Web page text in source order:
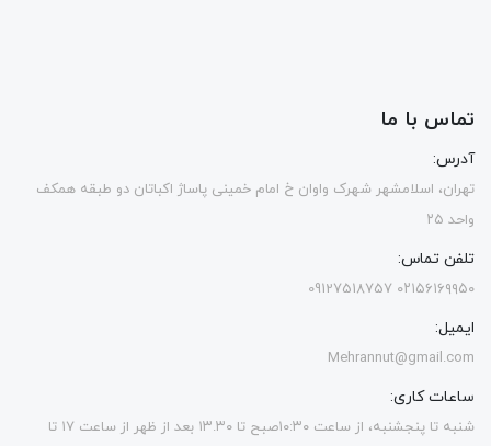
تماس با ما
آدرس:
تهران، اسلامشهر شهرک واوان خ امام خمینی پاساژ اکباتان دو طبقه همکف
واحد ۲۵
تلفن تماس:
۰۲۱۵۶۱۶۹۹۵۰ 09127518757
ایمیل:
Mehrannut@gmail.com
ساعات کاری:
شنبه تا پنجشنبه، از ساعت ۱۰:۳۰صبح تا ۱۳.۳۰ بعد از ظهر از ساعت ۱۷ تا